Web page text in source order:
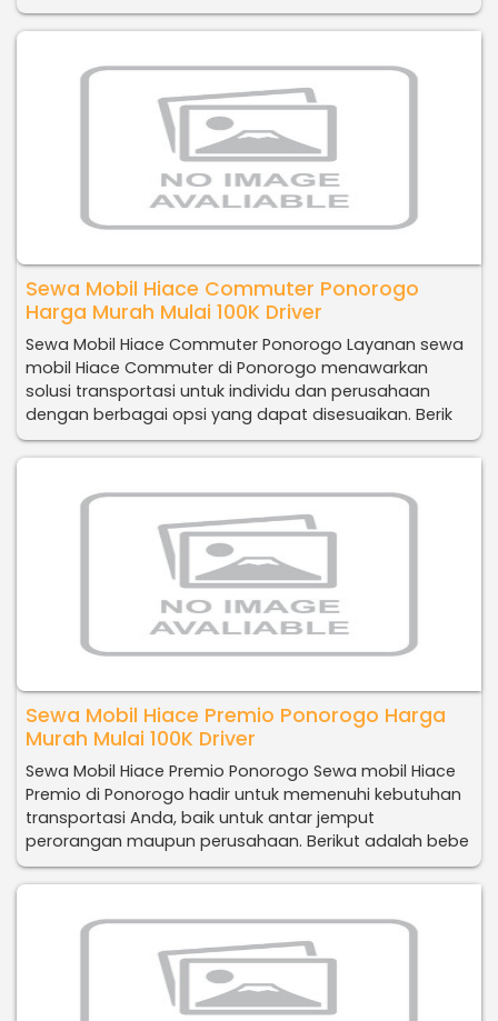
Sewa Mobil Hiace Commuter Ponorogo
Harga Murah Mulai 100K Driver
Sewa Mobil Hiace Commuter Ponorogo Layanan sewa
mobil Hiace Commuter di Ponorogo menawarkan
solusi transportasi untuk individu dan perusahaan
dengan berbagai opsi yang dapat disesuaikan. Berik
Sewa Mobil Hiace Premio Ponorogo Harga
Murah Mulai 100K Driver
Sewa Mobil Hiace Premio Ponorogo Sewa mobil Hiace
Premio di Ponorogo hadir untuk memenuhi kebutuhan
transportasi Anda, baik untuk antar jemput
perorangan maupun perusahaan. Berikut adalah bebe